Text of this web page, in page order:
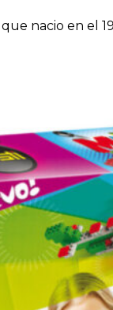
nacio en el